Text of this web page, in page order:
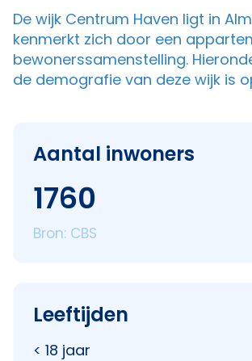
De wijk Centrum Haven ligt in
kenmerkt zich door een
bewonerssamenstelling.
de demografie van deze wijk is
Aantal inwoners
1760
Bron: CBS
Leeftijden
< 18 jaar